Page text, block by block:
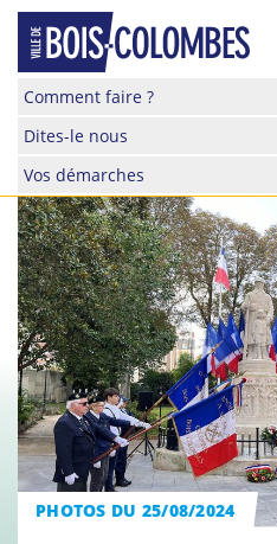
Skip
content
Site
de
la
de
Bois-
Colombes
Comment faire ?
Dites-le nous
Vos démarches
PHOTOS DU 25/08/2024